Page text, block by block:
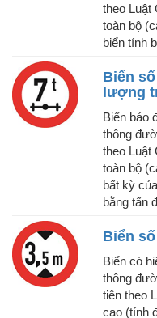
theo Luật
toàn bộ
biển tính
Biển
lượng
Biển báo
thông
theo Luật
toàn bộ
bất kỳ
bằng tấn
Biển
Biển có
thông
tiên theo
cao (tính